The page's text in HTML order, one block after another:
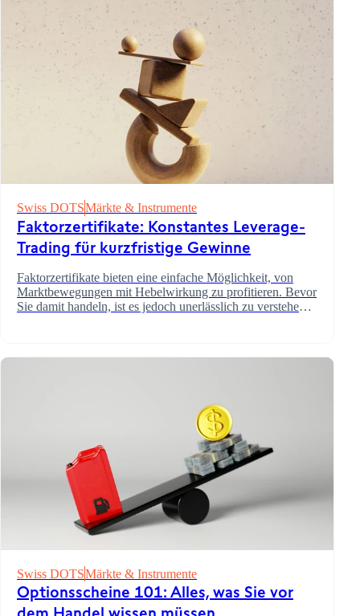
Swiss DOTSMärkte & Instrumente
Faktorzertifikate: Konstantes Leverage-
Trading für kurzfristige Gewinne
Faktorzertifikate bieten eine einfache Möglichkeit, von
Marktbewegungen mit Hebelwirkung zu profitieren. Bevor
Sie damit handeln, ist es jedoch unerlässlich zu verstehen,
Swiss DOTSMärkte & Instrumente
Optionsscheine 101: Alles, was Sie vor